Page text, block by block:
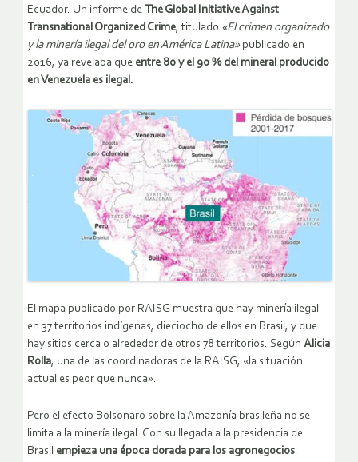
Ecuador. Un informe de The Global Initiative Against
Transnational Organized Crime, titulado «El crimen organizado
y la minería ilegal del oro en América Latina»publicado en
2016, ya revelaba que entre 80 y el 90 % del mineral producido
en Venezuela es ilegal.
El mapa publicado por RAISG muestra que hay minería ilegal
en 37 territorios indígenas, dieciocho de ellos en Brasil, y que
hay sitios cerca o alrededor de otros 78 territorios. Según Alicia
Rolla, una de las coordinadoras de la RAISG, «la situación
actual es peor que nunca».
Pero el efecto Bolsonaro sobre la Amazonía brasileña no se
limita a la minería ilegal. Con su llegada a la presidencia de
Brasil empieza una época dorada para los agronegocios.